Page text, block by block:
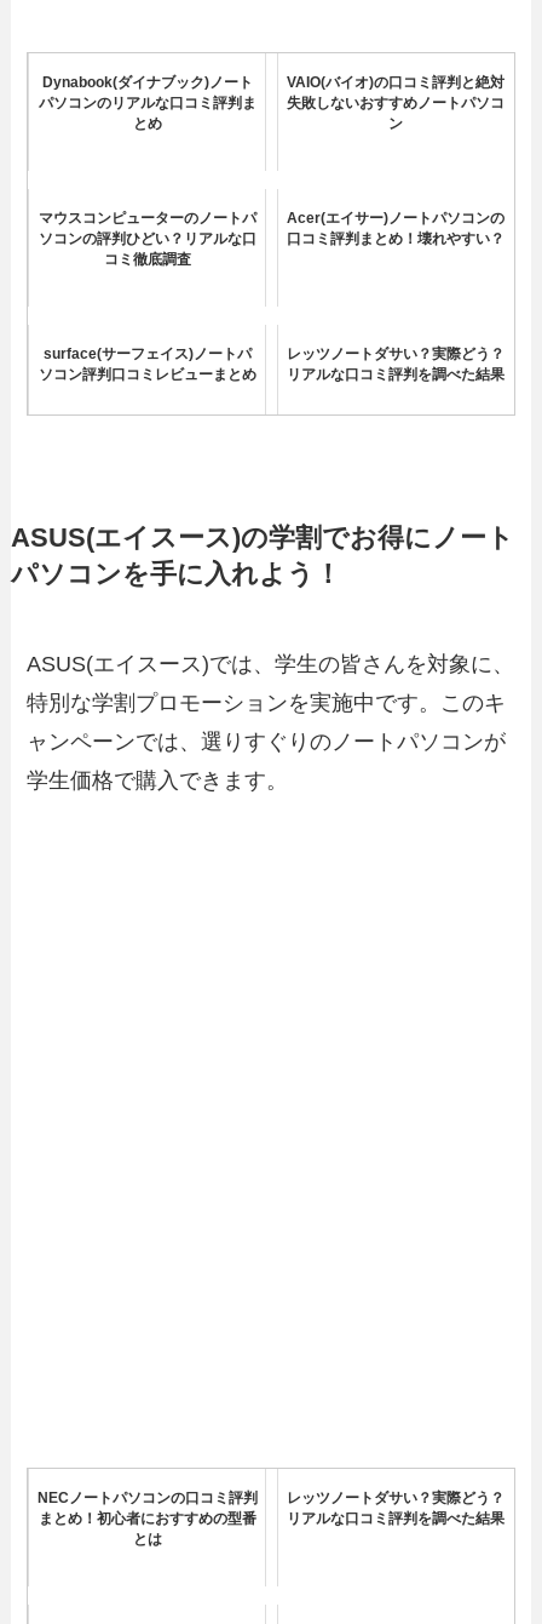
Dynabook(ダイナブック)ノート
パソコンのリアルな口コミ評判ま
とめ
VAIO(バイオ)の口コミ評判と絶対
失敗しないおすすめノートパソコ
ン
マウスコンピューターのノートパ
ソコンの評判ひどい？リアルな口
コミ徹底調査
Acer(エイサー)ノートパソコンの
口コミ評判まとめ！壊れやすい？
surface(サーフェイス)ノートパ
ソコン評判口コミレビューまとめ
レッツノートダサい？実際どう？
リアルな口コミ評判を調べた結果
てみた
の？
選
ASUS(エイスース)の学割でお得にノート
パソコンを手に入れよう！
ASUS(エイスース)では、学生の皆さんを対象に、
特別な学割プロモーションを実施中です。このキ
ャンペーンでは、選りすぐりのノートパソコンが
学生価格で購入できます。
NECノートパソコンの口コミ評判
まとめ！初心者におすすめの型番
とは
レッツノートダサい？実際どう？
リアルな口コミ評判を調べた結果